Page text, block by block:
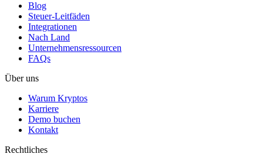
Blog
Steuer-Leitfäden
Integrationen
Nach Land
Unternehmensressourcen
FAQs
Über uns
Warum Kryptos
Karriere
Demo buchen
Kontakt
Rechtliches